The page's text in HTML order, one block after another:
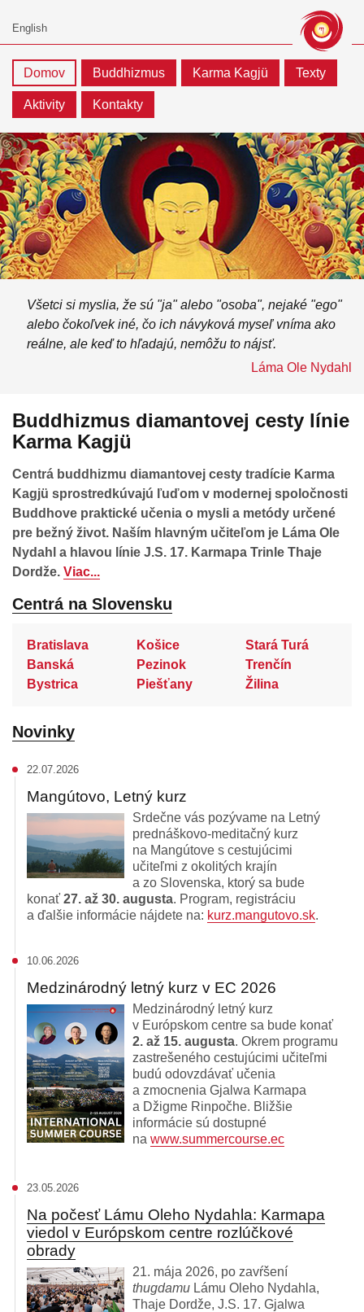
Domov Buddhizmus Karma Kagjü Texty
Aktivity Kontakty
Všetci si myslia, že sú "ja" alebo "osoba", nejaké "ego"
alebo čokoľvek iné, čo ich návyková myseľ vníma ako
reálne, ale keď to hľadajú, nemôžu to nájsť.
Láma Ole Nydahl
Buddhizmus diamantovej cesty línie
Karma Kagjü
Centrá buddhizmu diamantovej cesty tradície Karma
Kagjü sprostredkúvajú ľuďom v modernej spoločnosti
Buddhove praktické učenia o mysli a metódy určené
pre bežný život. Naším hlavným učiteľom je Láma Ole
Nydahl a hlavou línie J.S. 17. Karmapa Trinle Thaje
Dordže. Viac...
Centrá na Slovensku
Bratislava
Banská
Bystrica
Košice
Pezinok
Piešťany
Stará Turá
Trenčín
Žilina
Novinky
Mangútovo, Letný kurz
22.07.2026
Srdečne vás pozývame na Letný
prednáškovo-meditačný kurz
na Mangútove s cestujúcimi
učiteľmi z okolitých krajín
a zo Slovenska, ktorý sa bude
konať 27. až 30. augusta. Program, registráciu
a ďalšie informácie nájdete na: kurz.mangutovo.sk.
Medzinárodný letný kurz v EC 2026
10.06.2026
Medzinárodný letný kurz
v Európskom centre sa bude konať
2. až 15. augusta. Okrem programu
zastrešeného cestujúcimi učiteľmi
budú odovzdávať učenia
a zmocnenia Gjalwa Karmapa
a Džigme Rinpočhe. Bližšie
informácie sú dostupné
na www.summercourse.ec
Na počesť Lámu Oleho Nydahla: Karmapa
viedol v Európskom centre rozlúčkové
obrady
23.05.2026
21. mája 2026, po zavŕšení
thugdamu Lámu Oleho Nydahla,
Thaje Dordže, J.S. 17. Gjalwa